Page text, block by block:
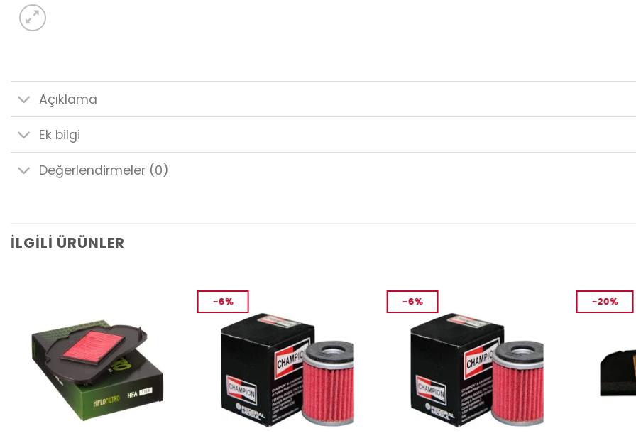
Açıklama
Ek bilgi
Değerlendirmeler (0)
İLGILI ÜRÜNLER
-6% -6% -20%